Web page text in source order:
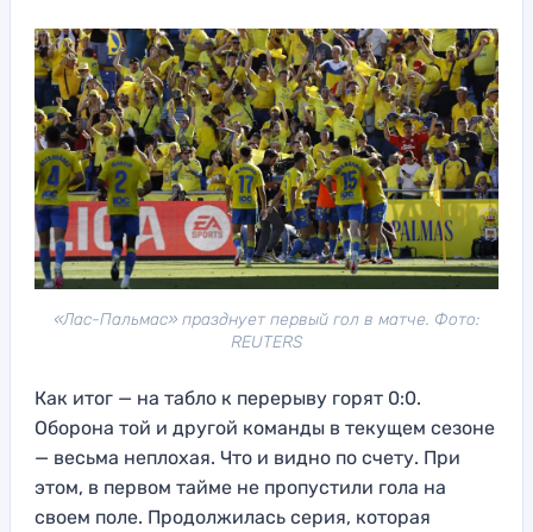
«Лас-Пальмас» празднует первый гол в матче. Фото:
REUTERS
Как итог — на табло к перерыву горят 0:0.
Оборона той и другой команды в текущем сезоне
— весьма неплохая. Что и видно по счету. При
этом, в первом тайме не пропустили гола на
своем поле. Продолжилась серия, которая